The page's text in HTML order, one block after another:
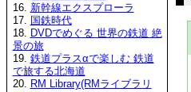
16. 新幹線エクスプローラ
17.
国鉄時代
18.
DVDでめぐる 世界の鉄道 絶
景の旅
19. 鉄道プラスαで楽しむ 鉄道
で旅する北海道
20.
RM Library(RMライブラリ